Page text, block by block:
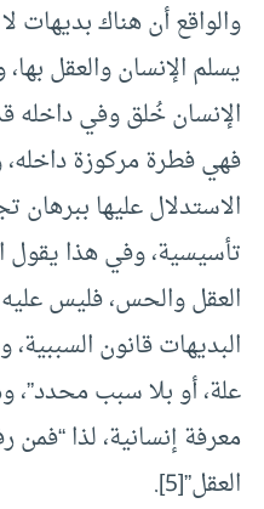
والواقع أن هناك بديهات
يسلم الإنسان والعقل
الإنسان خُلق وفي داخله
فهي فطرة مركوزة داخله،
الاستدلال عليها
تأسيسية، وفي هذا يقول
العقل والحس، فليس
البديهات قانون
علة، أو بلا سبب
معرفة إنسانية، لذا “فمن
العقل”[5]
.